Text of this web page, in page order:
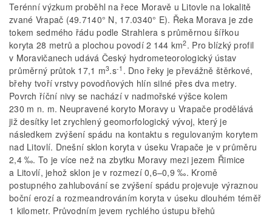
Terénní výzkum proběhl na řece Moravě u Litovle na lokalitě
zvané Vrapač (49.7140° N, 17.0340° E). Řeka Morava je zde
tokem sedmého řádu podle Strahlera s průměrnou šířkou
koryta 28 metrů a plochou povodí 2 144 km2. Pro blízký profil
v Moravičanech udává Český hydrometeorologický ústav
průměrný průtok 17,1 m3.s-1 . Dno řeky je převážně štěrkové,
břehy tvoří vrstvy povodňových hlín silné přes dva metry.
Povrch říční nivy se nachází v nadmořské výšce kolem
230 m n. m. Neupravené koryto Moravy u Vrapače prodělává
již desítky let zrychlený geomorfologický vývoj, který je
následkem zvýšení spádu na kontaktu s regulovaným korytem
nad Litovlí. Dnešní sklon koryta v úseku Vrapače je v průměru
2,4 ‰. To je více než na zbytku Moravy mezi jezem Řimice
a Litovlí, jehož sklon je v rozmezí 0,6–0,9 ‰. Kromě
postupného zahlubování se zvýšení spádu projevuje výraznou
boční erozí a rozmeandrováním koryta v úseku dlouhém téměř
1 kilometr. Průvodním jevem rychlého ústupu břehů